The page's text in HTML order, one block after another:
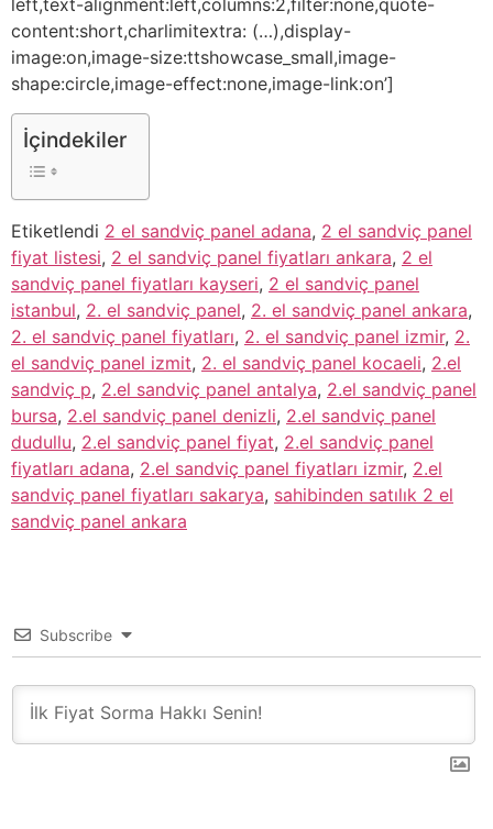
left,text-alignment:left,columns:2,filter:none,quote-
content:short,charlimitextra: (…),display-
image:on,image-size:ttshowcase_small,image-
shape:circle,image-effect:none,image-link:on’]
İçindekiler
Etiketlendi 2 el sandviç panel adana, 2 el sandviç panel
fiyat listesi, 2 el sandviç panel fiyatları ankara, 2 el
sandviç panel fiyatları kayseri, 2 el sandviç panel
istanbul, 2. el sandviç panel, 2. el sandviç panel ankara,
2. el sandviç panel fiyatları, 2. el sandviç panel izmir, 2.
el sandviç panel izmit, 2. el sandviç panel kocaeli, 2.el
sandviç p, 2.el sandviç panel antalya, 2.el sandviç panel
bursa, 2.el sandviç panel denizli, 2.el sandviç panel
dudullu, 2.el sandviç panel fiyat, 2.el sandviç panel
fiyatları adana, 2.el sandviç panel fiyatları izmir, 2.el
sandviç panel fiyatları sakarya, sahibinden satılık 2 el
sandviç panel ankara
Subscribe